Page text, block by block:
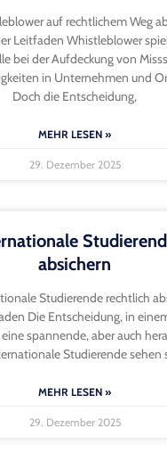
auf rechtlichem Weg
Leitfaden Whistleblower
bei der Aufdeckung von
in Unternehmen und
Doch die Entscheidung,
MEHR LESEN »
29. Dezember 2025
absichern
Studierende rechtlich
Die Entscheidung, in
spannende, aber auch
Studierende sehen
MEHR LESEN »
29. Dezember 2025